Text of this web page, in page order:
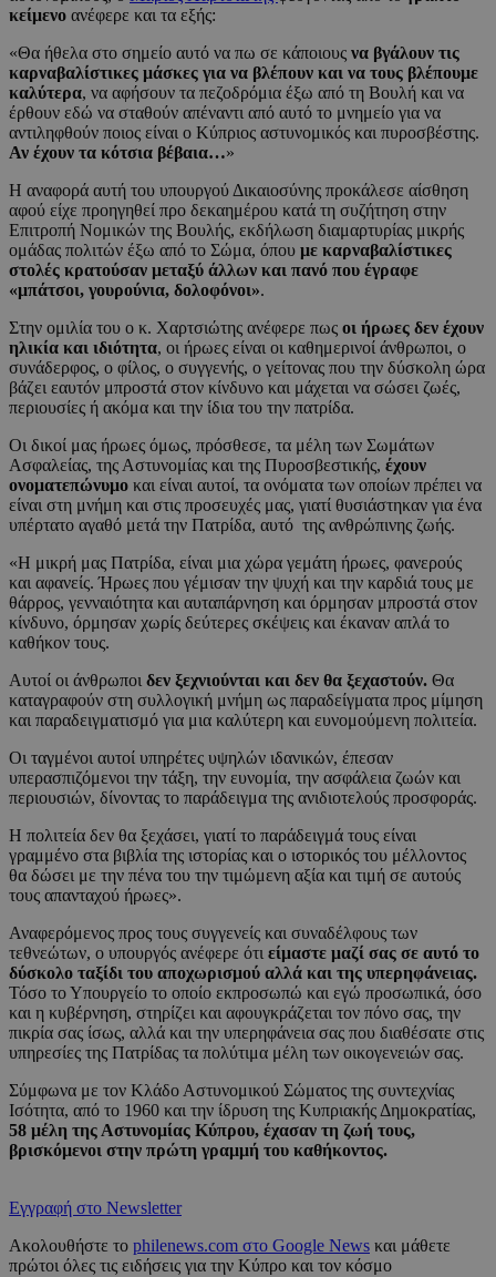
κείμενο ανέφερε και τα εξής:
«Θα ήθελα στο σημείο αυτό να πω σε κάποιους να βγάλουν τις
καρναβαλίστικες μάσκες για να βλέπουν και να τους βλέπουμε
καλύτερα, να αφήσουν τα πεζοδρόμια έξω από τη Βουλή και να
έρθουν εδώ να σταθούν απέναντι από αυτό το μνημείο για να
αντιληφθούν ποιος είναι ο Κύπριος αστυνομικός και πυροσβέστης.
Αν έχουν τα κότσια βέβαια…»
Η αναφορά αυτή του υπουργού Δικαιοσύνης προκάλεσε αίσθηση
αφού είχε προηγηθεί προ δεκαημέρου κατά τη συζήτηση στην
Επιτροπή Νομικών της Βουλής, εκδήλωση διαμαρτυρίας μικρής
ομάδας πολιτών έξω από το Σώμα, όπου με καρναβαλίστικες
στολές κρατούσαν μεταξύ άλλων και πανό που έγραφε
«μπάτσοι, γουρούνια, δολοφόνοι».
Στην ομιλία του ο κ. Χαρτσιώτης ανέφερε πως οι ήρωες δεν έχουν
ηλικία και ιδιότητα, οι ήρωες είναι οι καθημερινοί άνθρωποι, ο
συνάδερφος, ο φίλος, ο συγγενής, ο γείτονας που την δύσκολη ώρα
βάζει εαυτόν μπροστά στον κίνδυνο και μάχεται να σώσει ζωές,
περιουσίες ή ακόμα και την ίδια του την πατρίδα.
Οι δικοί μας ήρωες όμως, πρόσθεσε, τα μέλη των Σωμάτων
Ασφαλείας, της Αστυνομίας και της Πυροσβεστικής, έχουν
ονοματεπώνυμο και είναι αυτοί, τα ονόματα των οποίων πρέπει να
είναι στη μνήμη και στις προσευχές μας, γιατί θυσιάστηκαν για ένα
υπέρτατο αγαθό μετά την Πατρίδα, αυτό της ανθρώπινης ζωής.
«Η μικρή μας Πατρίδα, είναι μια χώρα γεμάτη ήρωες, φανερούς
και αφανείς. Ήρωες που γέμισαν την ψυχή και την καρδιά τους με
θάρρος, γενναιότητα και αυταπάρνηση και όρμησαν μπροστά στον
κίνδυνο, όρμησαν χωρίς δεύτερες σκέψεις και έκαναν απλά το
καθήκον τους.
Αυτοί οι άνθρωποι δεν ξεχνιούνται και δεν θα ξεχαστούν. Θα
καταγραφούν στη συλλογική μνήμη ως παραδείγματα προς μίμηση
και παραδειγματισμό για μια καλύτερη και ευνομούμενη πολιτεία.
Οι ταγμένοι αυτοί υπηρέτες υψηλών ιδανικών, έπεσαν
υπερασπιζόμενοι την τάξη, την ευνομία, την ασφάλεια ζωών και
περιουσιών, δίνοντας το παράδειγμα της ανιδιοτελούς προσφοράς.
Η πολιτεία δεν θα ξεχάσει, γιατί το παράδειγμά τους είναι
γραμμένο στα βιβλία της ιστορίας και ο ιστορικός του μέλλοντος
θα δώσει με την πένα του την τιμώμενη αξία και τιμή σε αυτούς
τους απανταχού ήρωες».
Αναφερόμενος προς τους συγγενείς και συναδέλφους των
τεθνεώτων, ο υπουργός ανέφερε ότι είμαστε μαζί σας σε αυτό το
δύσκολο ταξίδι του αποχωρισμού αλλά και της υπερηφάνειας.
Τόσο το Υπουργείο το οποίο εκπροσωπώ και εγώ προσωπικά, όσο
και η κυβέρνηση, στηρίζει και αφουγκράζεται τον πόνο σας, την
πικρία σας ίσως, αλλά και την υπερηφάνεια σας που διαθέσατε στις
υπηρεσίες της Πατρίδας τα πολύτιμα μέλη των οικογενειών σας.
Σύμφωνα με τον Κλάδο Αστυνομικού Σώματος της συντεχνίας
Ισότητα, από το 1960 και την ίδρυση της Κυπριακής Δημοκρατίας,
58 μέλη της Αστυνομίας Κύπρου, έχασαν τη ζωή τους,
βρισκόμενοι στην πρώτη γραμμή του καθήκοντος.
Εγγραφή στο Newsletter
Ακολουθήστε το philenews.com στο Google News και μάθετε
πρώτοι όλες τις ειδήσεις για την Κύπρο και τον κόσμο